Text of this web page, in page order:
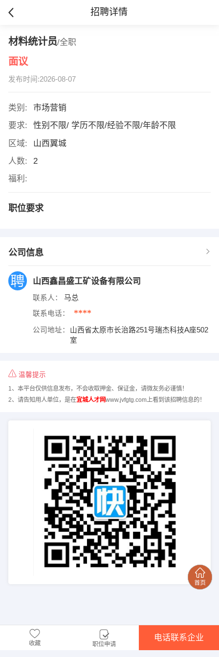
招聘详情
材料统计员/全职
面议
发布时间:2026-08-07
类别:
市场营销
要求:
性别不限/ 学历不限/经验不限/年龄不限
区域:
山西翼城
人数:
2
福利:
职位要求
公司信息
山西鑫昌盛工矿设备有限公司
联系人： 马总
联系电话： ****
公司地址：
山西省太原市长治路251号瑞杰科技A座502
室
温馨提示
1、本平台仅供信息发布，不会收取押金、保证金，请微友务必谨慎！
2、请告知用人单位，是在宜城人才网www.jvfgtg.com上看到该招聘信息的！
收藏 职位申请
电话联系企业